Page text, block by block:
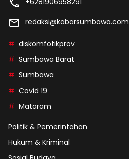
redaksi@kabarsumbawa.com
diskomfotikprov
Sumbawa Barat
Sumbawa
Covid 19
Mataram
Politik & Pemerintahan
Hukum & Kriminal